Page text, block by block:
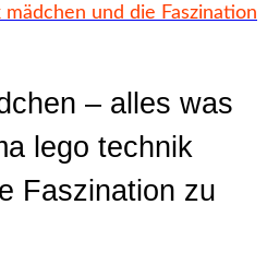
und die Faszination
– alles was
lego technik
Faszination zu